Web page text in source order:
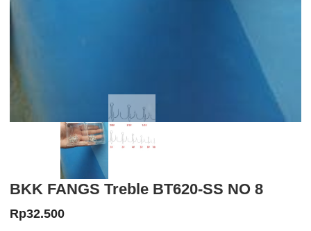
BKK FANGS Treble BT620-SS NO 8
Rp32.500